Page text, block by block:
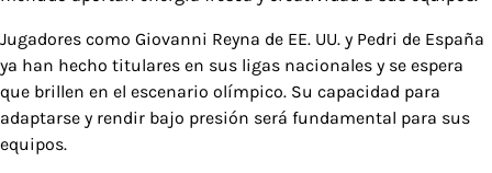
Jugadores como Giovanni Reyna de EE. UU. y Pedri de España
ya han hecho titulares en sus ligas nacionales y se espera
que brillen en el escenario olímpico. Su capacidad para
adaptarse y rendir bajo presión será fundamental para sus
equipos.